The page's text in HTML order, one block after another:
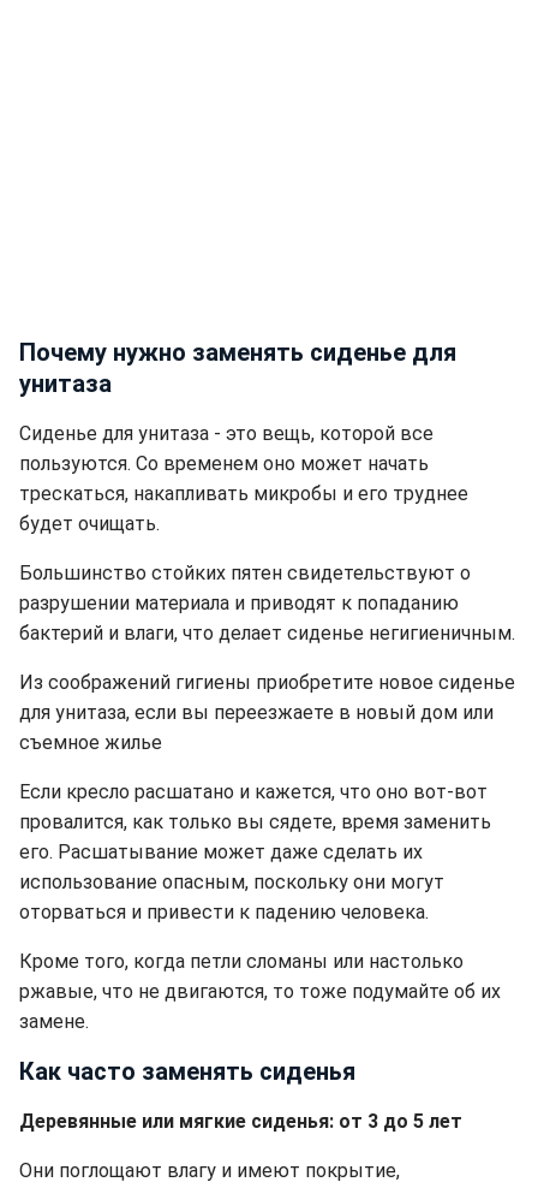
Почему нужно заменять сиденье для
унитаза
Сиденье для унитаза - это вещь, которой все
пользуются. Со временем оно может начать
трескаться, накапливать микробы и его труднее
будет очищать.
Большинство стойких пятен свидетельствуют о
разрушении материала и приводят к попаданию
бактерий и влаги, что делает сиденье негигиеничным.
Из соображений гигиены приобретите новое сиденье
для унитаза, если вы переезжаете в новый дом или
съемное жилье
Если кресло расшатано и кажется, что оно вот-вот
провалится, как только вы сядете, время заменить
его. Расшатывание может даже сделать их
использование опасным, поскольку они могут
оторваться и привести к падению человека.
Кроме того, когда петли сломаны или настолько
ржавые, что не двигаются, то тоже подумайте об их
замене.
Как часто заменять сиденья
Деревянные или мягкие сиденья: от 3 до 5 лет
Они поглощают влагу и имеют покрытие,